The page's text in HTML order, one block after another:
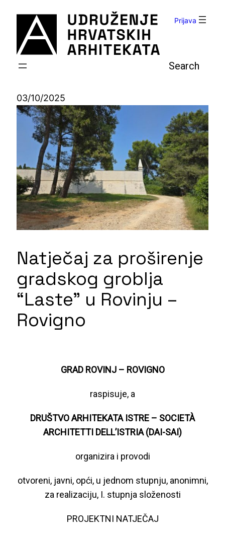
sadržaja
Prijava
03/10/2025
Natječaj za proširenje
gradskog groblja
“Laste” u Rovinju –
Rovigno
GRAD ROVINJ – ROVIGNO
raspisuje, a
DRUŠTVO ARHITEKATA ISTRE – SOCIETÀ
ARCHITETTI DELL’ISTRIA (DAI-SAI)
organizira i provodi
otvoreni, javni, opći, u jednom stupnju, anonimni,
za realizaciju, I. stupnja složenosti
PROJEKTNI NATJEČAJ